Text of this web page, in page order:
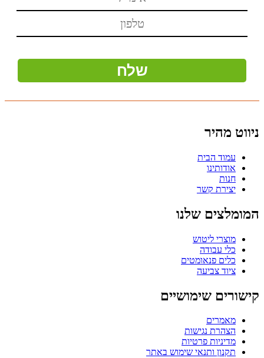
ניווט מהיר
עמוד הבית
אודותינו
חנות
יצירת קשר
המומלצים שלנו
מוצרי ליטוש
כלי עבודה
כלים פנאומטים
ציוד צביעה
קישורים שימושיים
מאמרים
הצהרת נגישות
מדיניות פרטיות
תקנון ותנאי שימוש באתר